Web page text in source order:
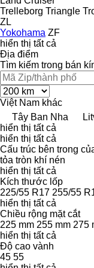
Trelleborg Triangle
ZL
Yokohama ZF
hiển thị tất cả
Địa điểm
Tìm kiếm trong bán
Việt Nam khác
Tây Ban Nha
hiển thị tất cả
hiển thị tất cả
Cấu trúc bên trong
tỏa tròn khí nén
hiển thị tất cả
Kích thước lốp
225/55 R17 255/55
hiển thị tất cả
Chiều rộng mặt cắt
225 mm 255 mm 275
hiển thị tất cả
Độ cao vành
45 55